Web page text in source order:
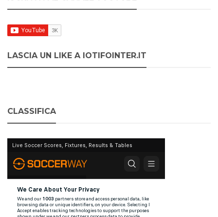
LASCIA UN LIKE A IOTIFOINTER.IT
CLASSIFICA